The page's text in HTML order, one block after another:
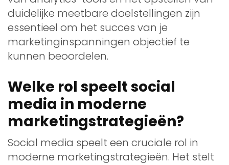
duidelijke meetbare doelstellingen zijn
essentieel om het succes van je
marketinginspanningen objectief te
kunnen beoordelen.
Welke rol speelt social
media in moderne
marketingstrategieën?
Social media speelt een cruciale rol in
moderne marketingstrategieën. Het stelt